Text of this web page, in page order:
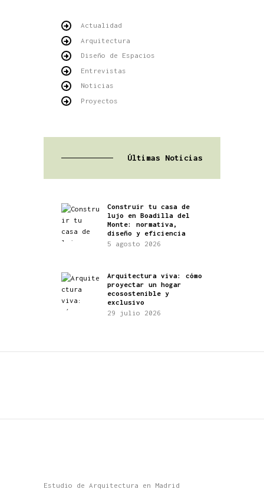
Actualidad
Arquitectura
Diseño de Espacios
Entrevistas
Noticias
Proyectos
Últimas Noticias
Construir tu casa de
lujo en Boadilla del
Monte: normativa,
diseño y eficiencia
5 agosto 2026
Arquitectura viva: cómo
proyectar un hogar
ecosostenible y
exclusivo
29 julio 2026
Estudio de Arquitectura en Madrid